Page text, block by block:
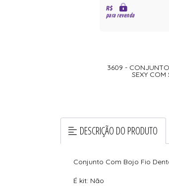
R$
para revenda
3609 -
SEXY COM
DESCRIÇÃO DO PRODUTO
Conjunto Com Bojo Fio
É kit: Não